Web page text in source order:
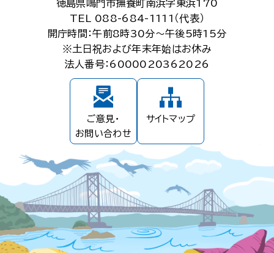
徳島県鳴門市撫養町南浜字東浜170
TEL 088-684-1111（代表）
開庁時間：午前8時30分～午後5時15分
※土日祝および年末年始はお休み
法人番号：6000020362026
ご意見・
お問い合わせ
サイトマップ